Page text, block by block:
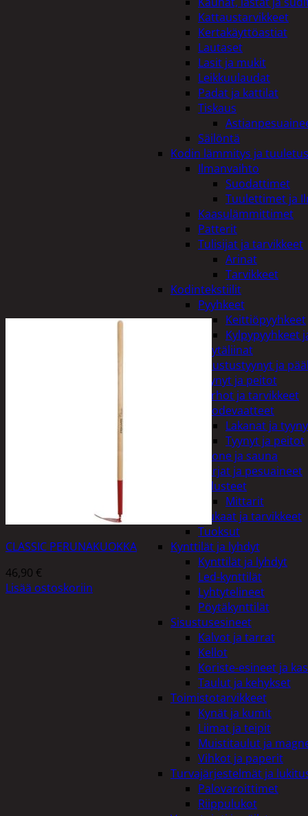
Kattaustarvikkeet
Kertakäyttöastiat
Lautaset
Lasit ja mukit
Leikkuulaudat
Padat ja kattilat
Tiskaus
Säilöntä
Kodin lämmitys ja tuuletus
Ilmanvaihto
Suodattimet
Tuulettimet ja
Kaasulämmittimet
Patterit
Tulisijat ja tarvikkeet
Arinat
Tarvikkeet
Kodintekstiilit
Pyyhkeet
Keittiöpyyhkeet
Kylpypyyhkeet
Pöytäliinat
Sisustustyynyt ja
Tyynyt ja peitot
Verhot ja tarvikkeet
Vuodevaatteet
Lakanat ja
Tyynyt ja peitot
Kylpyhuone ja sauna
Harjat ja pesuaineet
Kalusteet
Mittarit
Kiukaat ja tarvikkeet
Tuoksut
Kynttilät ja lyhdyt
Kynttilät ja lyhdyt
Led-kynttilät
Lyhtytelineet
Pöytäkynttilät
Sisustusesineet
Kalvot ja tarrat
Kellot
Koriste-esineet ja
Taulut ja kehykset
Toimistotarvikkeet
Kynät ja kumit
Liimat ja teipit
Muistitaulut ja
Vihkot ja paperit
Turvajärjestelmät ja
Palovaroittimet
Riippulukot
CLASSIC PERUNAKUOKKA
46,90 €
Lisää ostoskoriin